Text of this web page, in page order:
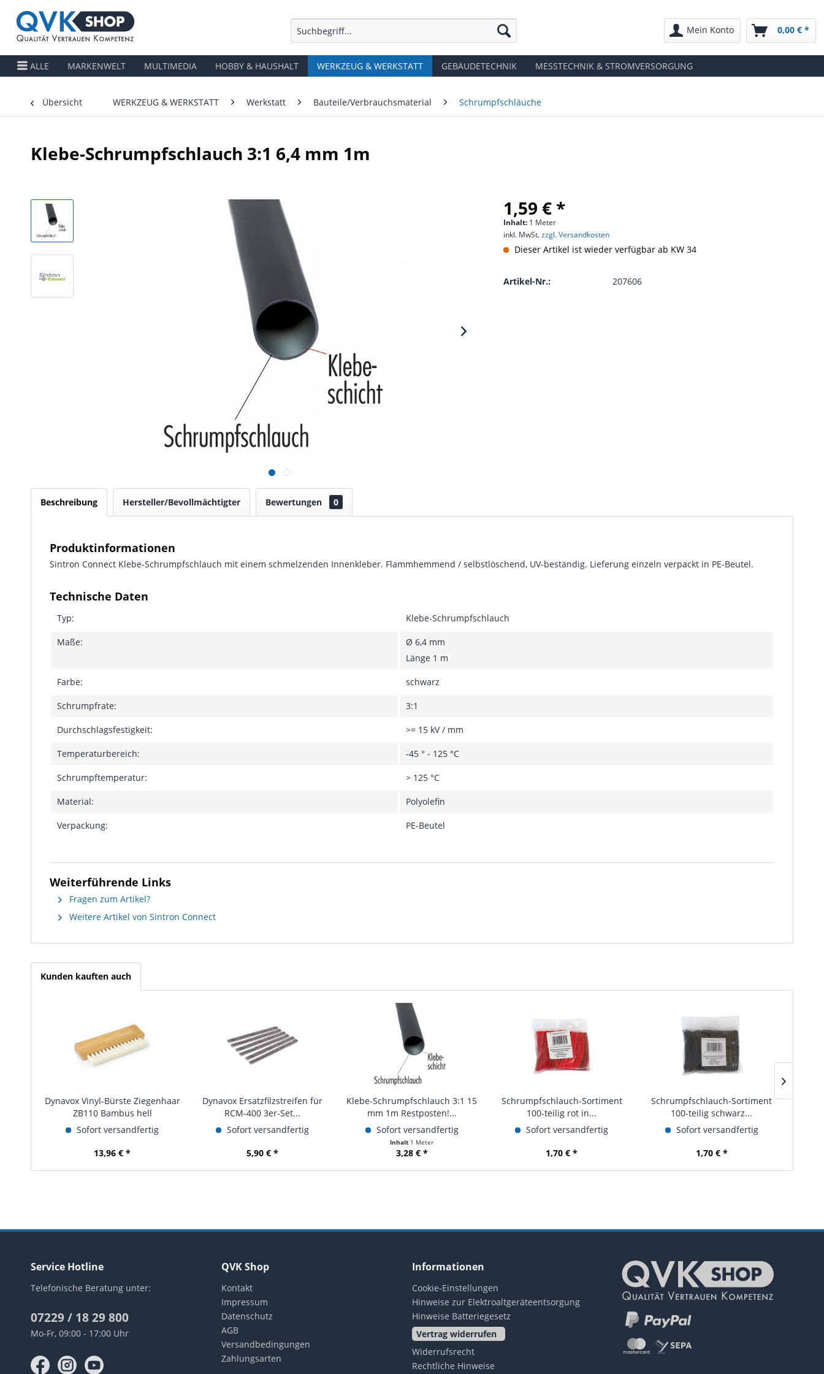
Mein Konto 0,00 € *
ALLE MARKENWELT MULTIMEDIA HOBBY & HAUSHALT WERKZEUG & WERKSTATT GEBÄUDETECHNIK MESSTECHNIK & STROMVERSORGUNG
Übersicht WERKZEUG & WERKSTATT Werkstatt Bauteile/Verbrauchsmaterial Schrumpfschläuche
Klebe-Schrumpfschlauch 3:1 6,4 mm 1m
1,59 € *
Inhalt: 1 Meter
inkl. MwSt.zzgl. Versandkosten
Dieser Artikel ist wieder verfügbar ab KW 34
Artikel-Nr.: 207606
Beschreibung Hersteller/Bevollmächtigter Bewertungen 0
Produktinformationen
Sintron Connect Klebe-Schrumpfschlauch mit einem schmelzenden Innenkleber. Flammhemmend / selbstlöschend, UV-beständig. Lieferung einzeln verpackt in PE-Beutel.
Technische Daten
Typ: Klebe-Schrumpfschlauch
Maße:
Ø 6,4 mm
Länge 1 m
Farbe: schwarz
Schrumpfrate: 3:1
Durchschlagsfestigkeit: >= 15 kV / mm
Temperaturbereich: -45 ° - 125 °C
Schrumpftemperatur: > 125 °C
Material: Polyolefin
Verpackung: PE-Beutel
Weiterführende Links
Fragen zum Artikel?
Weitere Artikel von Sintron Connect
Kunden kauften auch
Dynavox Vinyl-Bürste Ziegenhaar
ZB110 Bambus hell
Sofort versandfertig
13,96 € *
Dynavox Ersatzfilzstreifen für
RCM-400 3er-Set...
Sofort versandfertig
5,90 € *
Klebe-Schrumpfschlauch 3:1 15
mm 1m Restposten!...
Sofort versandfertig
Inhalt 1 Meter
3,28 € *
Schrumpfschlauch-Sortiment
100-teilig rot in...
Sofort versandfertig
1,70 € *
Schrumpfschlauch-Sortiment
100-teilig schwarz...
Sofort versandfertig
1,70 € *
Service Hotline
Telefonische Beratung unter:
07229 / 18 29 800
Mo-Fr, 09:00 - 17:00 Uhr
QVK Shop
Kontakt
Impressum
Datenschutz
AGB
Versandbedingungen
Zahlungsarten
Informationen
Cookie-Einstellungen
Hinweise zur Elektroaltgeräteentsorgung
Hinweise Batteriegesetz
Vertrag widerrufen
Widerrufsrecht
Rechtliche Hinweise